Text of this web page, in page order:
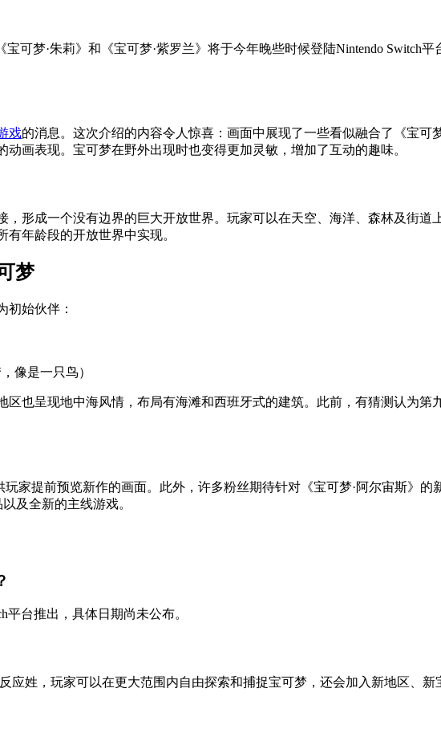
可梦·朱莉》和《宝可梦·紫罗兰》将于今年晚些时候登陆Nintendo Switch
戏的消息。这次介绍的内容令人惊喜：画面中展现了一些看似融合了《宝可
画表现。宝可梦在野外出现时也变得更加灵敏，增加了互动的趣味。
，形成一个没有边界的巨大开放世界。玩家可以在天空、海洋、森林及街
年龄段的开放世界中实现。
梦
初始伙伴：
像是一只鸟）
也呈现地中海风情，布局有海滩和西班牙式的建筑。此前，有猜测认为第
家提前预览新作的画面。此外，许多粉丝期待针对《宝可梦·阿尔宙斯》
及全新的主线游戏。
平台推出，具体日期尚未公布。
应姓，玩家可以在更大范围内自由探索和捕捉宝可梦，还会加入新地区、新